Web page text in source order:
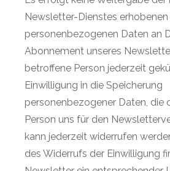
Newsletter-Dienstes erhobenen
personenbezogenen Daten an
Abonnement unseres
betroffene Person jederzeit
Einwilligung in die Speicherung
personenbezogener Daten, die
Person uns für den
kann jederzeit widerrufen
des Widerrufs der Einwilligung